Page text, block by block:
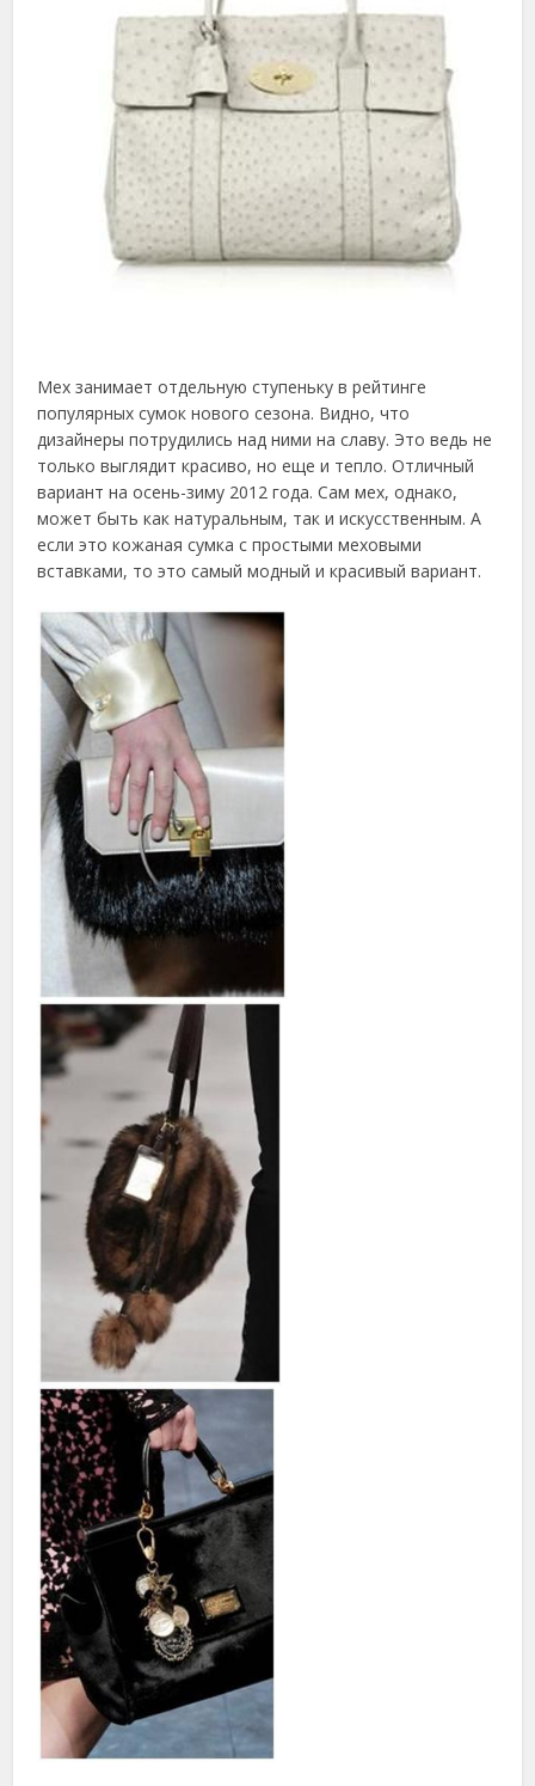
Мех занимает отдельную ступеньку в рейтинге
популярных сумок нового сезона. Видно, что
дизайнеры потрудились над ними на славу. Это ведь не
только выглядит красиво, но еще и тепло. Отличный
вариант на осень-зиму 2012 года. Сам мех, однако,
может быть как натуральным, так и искусственным. А
если это кожаная сумка с простыми меховыми
вставками, то это самый модный и красивый вариант.